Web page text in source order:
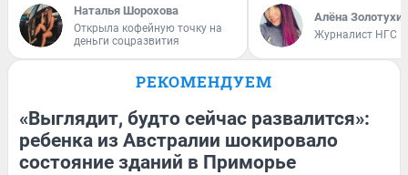
Наталья Шорохова
Открыла кофейную точку на
деньги соцразвития
Алёна
Журналист НГС
РЕКОМЕНДУЕМ
«Выглядит, будто сейчас развалится»:
ребенка из Австралии шокировало
состояние зданий в Приморье